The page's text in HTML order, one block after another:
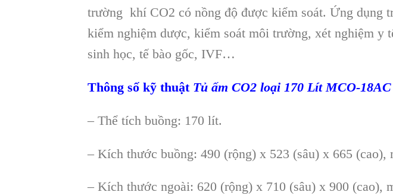
trường khí CO2 có nồng độ được kiểm soát. Ứng dụng
kiểm nghiệm dược, kiểm soát môi trường, xét nghiệm y
sinh học, tế bào gốc, IVF…
Thông số kỹ thuật Tủ ấm CO2 loại 170 Lít MCO-
– Thể tích buồng: 170 lít.
– Kích thước buồng: 490 (rộng) x 523 (sâu) x 665 (cao),
– Kích thước ngoài: 620 (rộng) x 710 (sâu) x 900 (cao),